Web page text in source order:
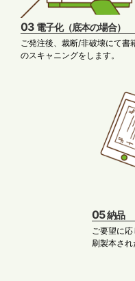
03 電子化（底本の場合）
ご発注後、裁断/非破壊にて書
のスキャニングをします。
05納品
ご要望に
刷製本され